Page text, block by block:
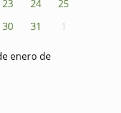
23 24
25
30 31 1
enero de